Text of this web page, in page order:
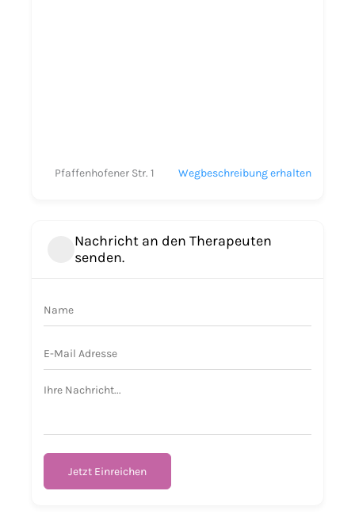
Pfaffenhofener Str. 1 Wegbeschreibung erhalten
Nachricht an den Therapeuten
senden.
Jetzt Einreichen